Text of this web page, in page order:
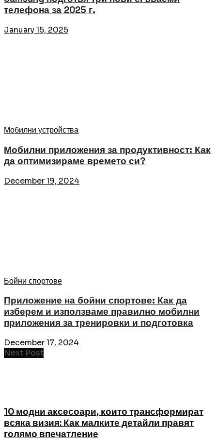
телефона за 2025 г.
January 15, 2025
Мобилни устройства
Мобилни приложения за продуктивност: Как
да оптимизираме времето си?
December 19, 2024
Бойни спортове
Приложение на бойни спортове: Как да
изберем и използваме правилно мобилни
приложения за тренировки и подготовка
December 17, 2024
Next Post
10 модни аксесоари, които трансформират
всяка визия: Как малките детайли правят
голямо впечатление